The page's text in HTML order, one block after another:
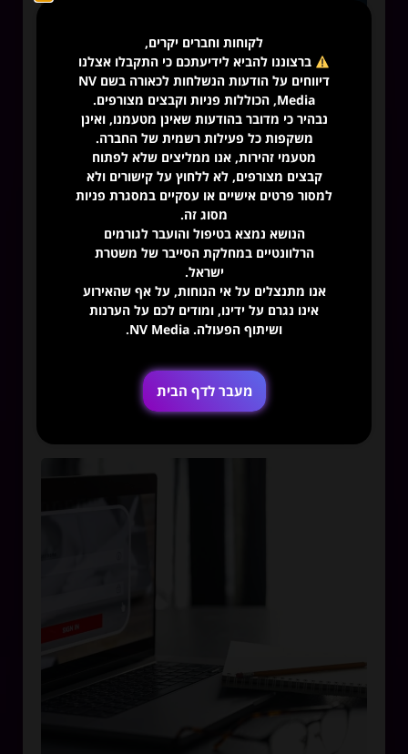
מסלולים להצלחה: אסטרטגיות שיווק דיגיטליות
לקידום עסקים בימינו
אסטרטגיה שיווקית לשנת 2023, מה לא מספרים
לקוחות וחברים יקרים,
ברצוננו להביא לידיעתכם כי התקבלו אצלנו
דיווחים על הודעות הנשלחות לכאורה בשם NV
Media, הכוללות פניות וקבצים מצורפים.
נבהיר כי מדובר בהודעות שאינן מטעמנו, ואינן
משקפות כל פעילות רשמית של החברה.
מטעמי זהירות, אנו ממליצים שלא לפתוח
קבצים מצורפים, לא ללחוץ על קישורים ולא
למסור פרטים אישיים או עסקיים במסגרת פניות
מסוג זה.
הנושא נמצא בטיפול והועבר לגורמים
הרלוונטיים במחלקת הסייבר של משטרת
ישראל.
אנו מתנצלים על אי הנוחות, על אף שהאירוע
אינו נגרם על ידינו, ומודים לכם על הערנות
ושיתוף הפעולה. NV Media.
מעבר לדף הבית